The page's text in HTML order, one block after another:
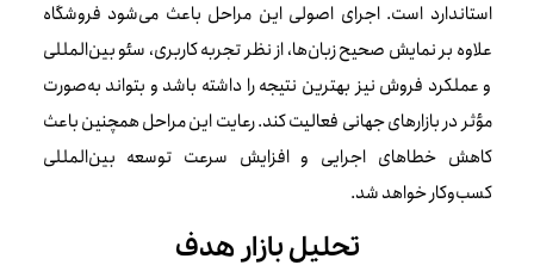
استاندارد است. اجرای اصولی این مراحل باعث می‌شود فروشگاه
علاوه بر نمایش صحیح زبان‌ها، از نظر تجربه کاربری، سئو بین‌المللی
و عملکرد فروش نیز بهترین نتیجه را داشته باشد و بتواند به‌صورت
مؤثر در بازارهای جهانی فعالیت کند. رعایت این مراحل همچنین باعث
کاهش خطاهای اجرایی و افزایش سرعت توسعه بین‌المللی
کسب‌وکار خواهد شد.
تحلیل بازار هدف